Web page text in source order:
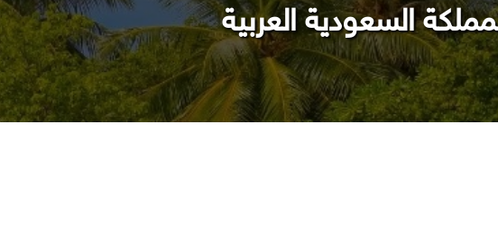
السعودية العربية